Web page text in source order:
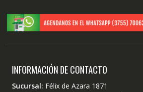
INFORMACIÓN DE CONTACTO
Sucursal: Félix de Azara 1871